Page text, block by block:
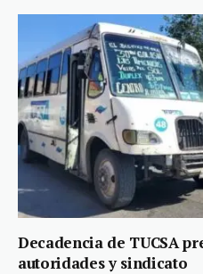
Decadencia de TUCSA
autoridades y sindicato